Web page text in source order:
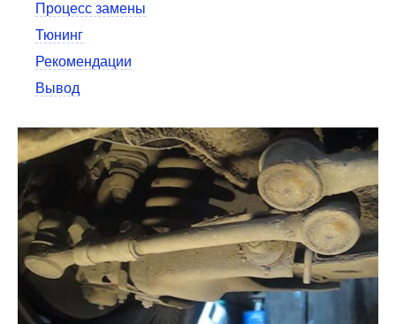
Процесс замены
Тюнинг
Рекомендации
Вывод